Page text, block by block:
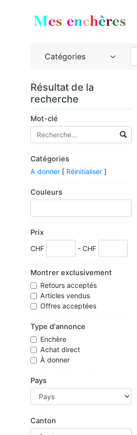
Catégories
Résultat de la
recherche
Mot-clé
Catégories
A donner [ Réinitialiser ]
Couleurs
Prix
CHF - CHF
Montrer exclusivement
Retours acceptés
Articles vendus
Offres acceptées
Type d'annonce
Enchère
Achat direct
À donner
Pays
Canton